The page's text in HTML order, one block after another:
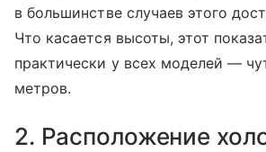
в большинстве случаев этого
Что касается высоты, этот
практически у всех моделей —
метров.
2. Расположение